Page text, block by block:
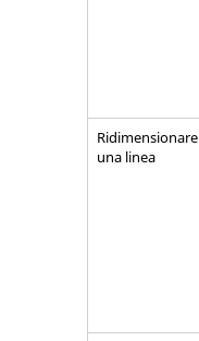
Ridimensionare
una linea